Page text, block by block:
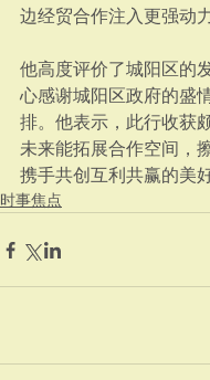
边经贸合作注入更强动
他高度评价了城阳区的
心感谢城阳区政府的盛
排。他表示，此行收获
未来能拓展合作空间，
携手共创互利共赢的美
时事焦点